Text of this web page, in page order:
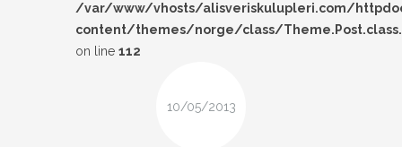
/var/www/vhosts/alisveriskulupleri.com/
content/themes/norge/class/
on line 112
10/05/2013